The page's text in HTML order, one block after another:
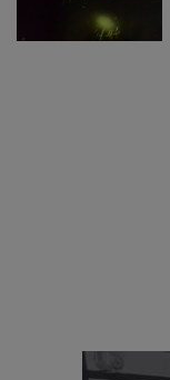
7 august 2026
Tâmpa intră în
milion de lei și
parcuri ale
Bartolomeu-
– Poiana Brașov
persoane